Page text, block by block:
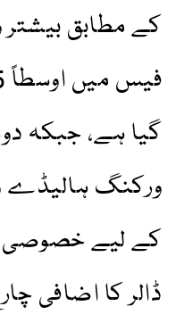
کے مطابق بیشتر
گیا ہے، جبکہ
ورکنگ ہالیڈے
ڈالر کا اضافی